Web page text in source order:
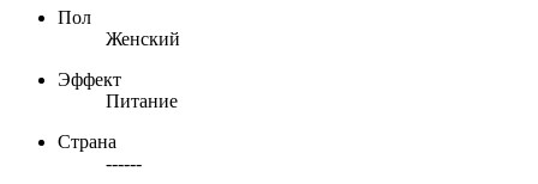
Пол
Женский
Эффект
Питание
Страна
------